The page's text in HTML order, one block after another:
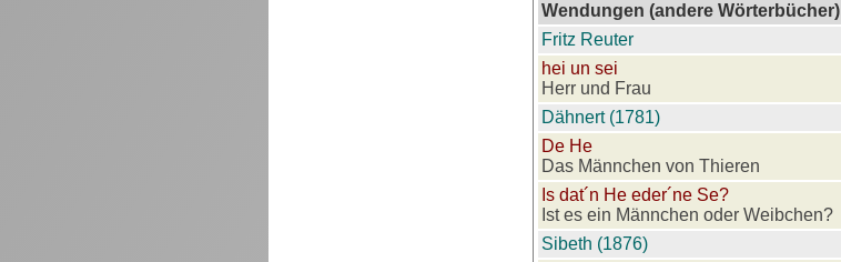
Wendungen (andere Wörterbücher)
Fritz Reuter
hei un sei
Herr und Frau
Dähnert (1781)
De He
Das Männchen von Thieren
Is dat´n He eder´ne Se?
Ist es ein Männchen oder Weibchen?
Sibeth (1876)